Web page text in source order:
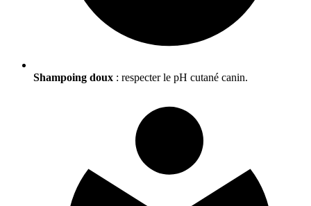
Shampoing doux : respecter le pH cutané canin.